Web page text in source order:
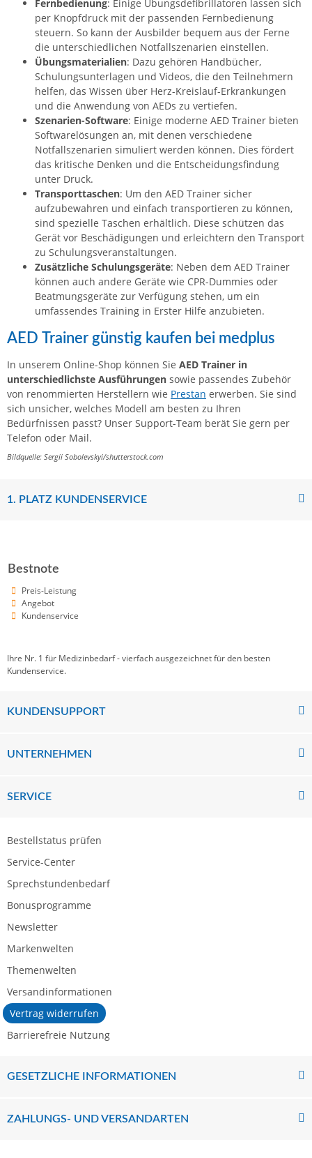
Fernbedienung: Einige Übungsdefibrillatoren lassen sich
per Knopfdruck mit der passenden Fernbedienung
steuern. So kann der Ausbilder bequem aus der Ferne
die unterschiedlichen Notfallszenarien einstellen.
Übungsmaterialien: Dazu gehören Handbücher,
Schulungsunterlagen und Videos, die den Teilnehmern
helfen, das Wissen über Herz-Kreislauf-Erkrankungen
und die Anwendung von AEDs zu vertiefen.
Szenarien-Software: Einige moderne AED Trainer bieten
Softwarelösungen an, mit denen verschiedene
Notfallszenarien simuliert werden können. Dies fördert
das kritische Denken und die Entscheidungsfindung
unter Druck.
Transporttaschen: Um den AED Trainer sicher
aufzubewahren und einfach transportieren zu können,
sind spezielle Taschen erhältlich. Diese schützen das
Gerät vor Beschädigungen und erleichtern den Transport
zu Schulungsveranstaltungen.
Zusätzliche Schulungsgeräte: Neben dem AED Trainer
können auch andere Geräte wie CPR-Dummies oder
Beatmungsgeräte zur Verfügung stehen, um ein
umfassendes Training in Erster Hilfe anzubieten.
AED Trainer günstig kaufen bei medplus
In unserem Online-Shop können Sie AED Trainer in
unterschiedlichste Ausführungen sowie passendes Zubehör
von renommierten Herstellern wie Prestan erwerben. Sie sind
sich unsicher, welches Modell am besten zu Ihren
Bedürfnissen passt? Unser Support-Team berät Sie gern per
Telefon oder Mail.
Bildquelle: Sergii Sobolevskyi/shutterstock.com
1. PLATZ KUNDENSERVICE
Bestnote
Preis-Leistung
Angebot
Kundenservice
Ihre Nr. 1 für Medizinbedarf - vierfach ausgezeichnet für den besten
Kundenservice.
KUNDENSUPPORT
UNTERNEHMEN
SERVICE
Bestellstatus prüfen
Service-Center
Sprechstundenbedarf
Bonusprogramme
Newsletter
Markenwelten
Themenwelten
Versandinformationen
Vertrag widerrufen
Barrierefreie Nutzung
GESETZLICHE INFORMATIONEN
ZAHLUNGS- UND VERSANDARTEN